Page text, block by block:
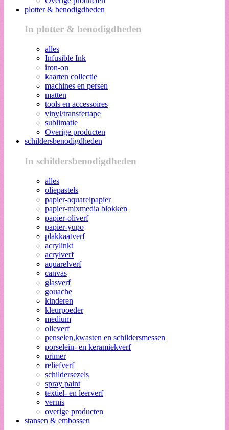
plotter & benodigdheden
In plotter & benodigdheden
alles
Infusible Ink
iron-on
kaarten collectie
machines en persen
matten
tools en accessoires
vinyl/transfertape
sublimatie
Overige producten
schildersbenodigdheden
In schildersbenodigdheden
alles
oliepastels
papier-aquarelpapier
papier-mixmedia blokken
papier-oliverf
papier-yupo
plakkaatverf
acrylinkt
acrylverf
aquarelverf
canvas
glasverf
gouache
kinderen
kleurpoeder
medium
olieverf
penselen,kwasten en schildersmessen
porselein- en keramiekverf
primer
reliefverf
schildersezels
spray paint
textiel- en leerverf
vernis
overige producten
stansen & embossen